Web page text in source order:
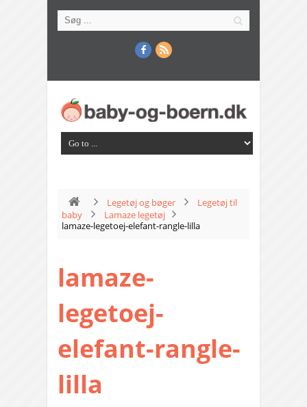
Legetøj og bøger
Legetøj til
baby
Lamaze legetøj
lamaze-legetoej-elefant-rangle-lilla
lamaze-
legetoej-
elefant-rangle-
lilla